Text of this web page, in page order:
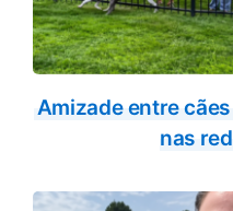
Amizade entre
nas